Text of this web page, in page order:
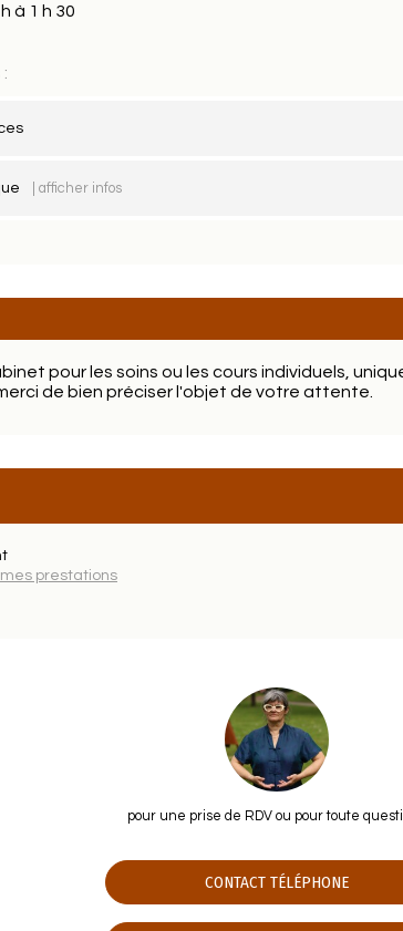
à 1 h 30
| afficher infos
pour les soins ou les cours individuels,
de bien préciser l'objet de votre attente.
prestations
pour une prise de RDV ou pour toute
CONTACT TÉLÉPHONE